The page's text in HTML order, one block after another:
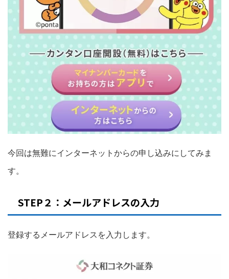
今回は無難にインターネットからの申し込みにしてみま
す。
STEP２：メールアドレスの入力
登録するメールアドレスを入力します。